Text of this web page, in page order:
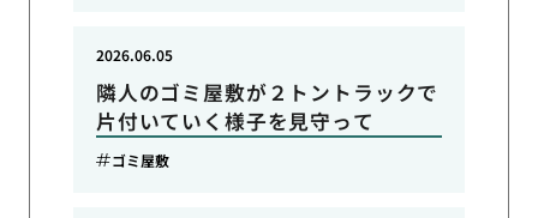
隣人のゴミ屋敷が２トントラックで
片付いていく様子を見守って
2026.06.05
ゴミ屋敷